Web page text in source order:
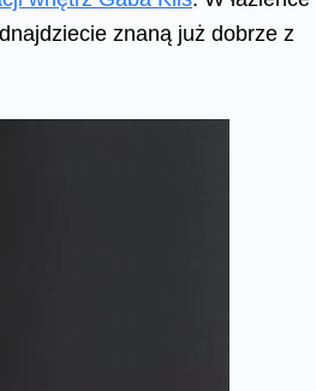
znaną już dobrze z